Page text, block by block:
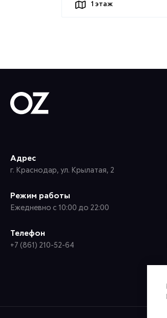
1 этаж
Адрес
г. Краснодар, ул. Крылатая, 2
Режим работы
Ежедневно с 10:00 до 22:00
Телефон
+7 (861) 210-52-64